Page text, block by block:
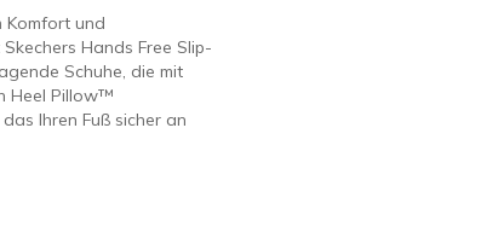
Komfort und
Hands Free Slip-
Schuhe, die mit
Heel Pillow™
Ihren Fuß sicher an